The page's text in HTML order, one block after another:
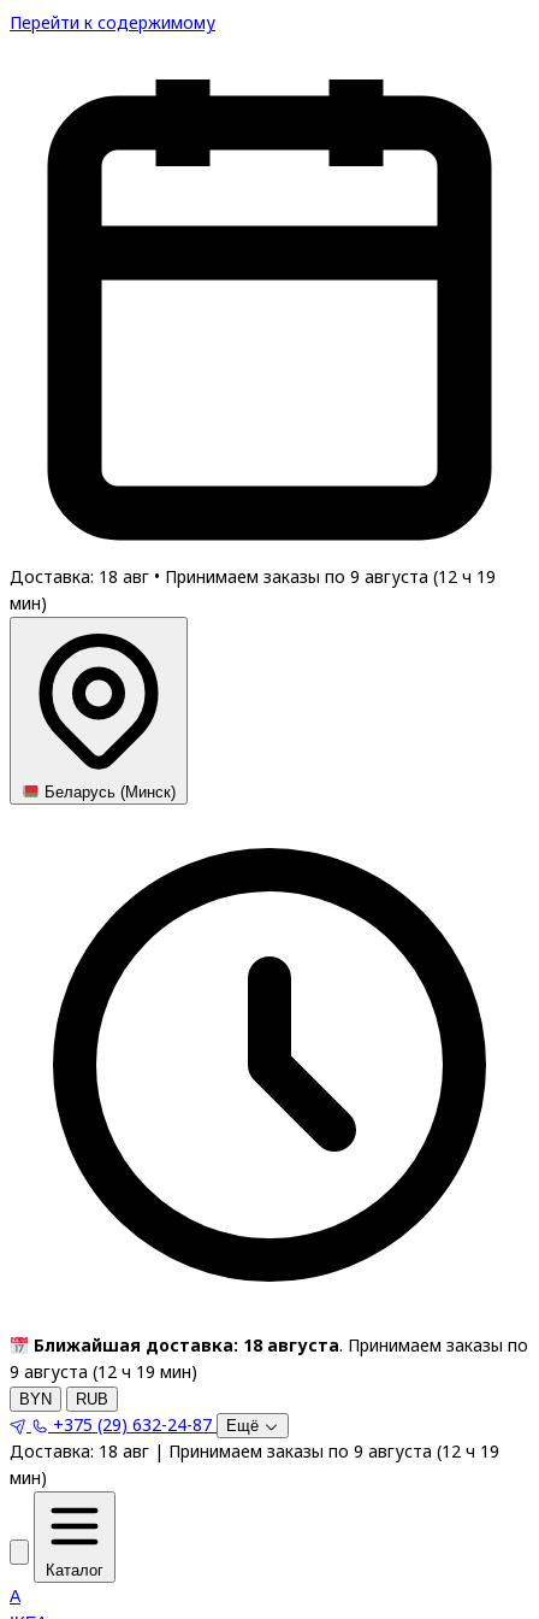
Перейти к содержимому
Доставка: 18 авг • Принимаем заказы по 9 августа (12 ч 19
мин)
Беларусь (Минск)
Ближайшая доставка: 18 августа. Принимаем заказы по
9 августа (12 ч 19 мин)
BYN RUB
+375 (29) 632-24-87 Ещё
Доставка: 18 авг | Принимаем заказы по 9 августа (12 ч 19
мин)
Каталог
A